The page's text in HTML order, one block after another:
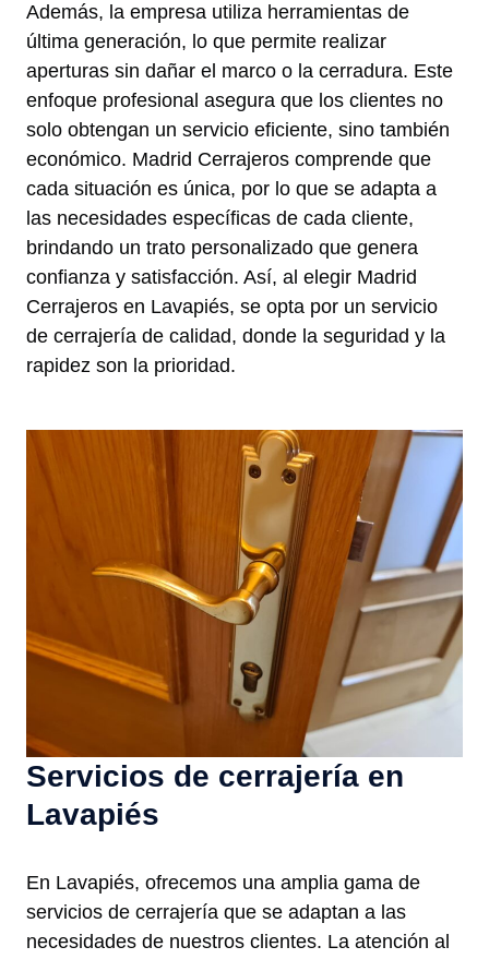
Además, la empresa utiliza herramientas de
última generación, lo que permite realizar
aperturas sin dañar el marco o la cerradura. Este
enfoque profesional asegura que los clientes no
solo obtengan un servicio eficiente, sino también
económico. Madrid Cerrajeros comprende que
cada situación es única, por lo que se adapta a
las necesidades específicas de cada cliente,
brindando un trato personalizado que genera
confianza y satisfacción. Así, al elegir Madrid
Cerrajeros en Lavapiés, se opta por un servicio
de cerrajería de calidad, donde la seguridad y la
rapidez son la prioridad.
Servicios de cerrajería en
Lavapiés
En Lavapiés, ofrecemos una amplia gama de
servicios de cerrajería que se adaptan a las
necesidades de nuestros clientes. La atención al